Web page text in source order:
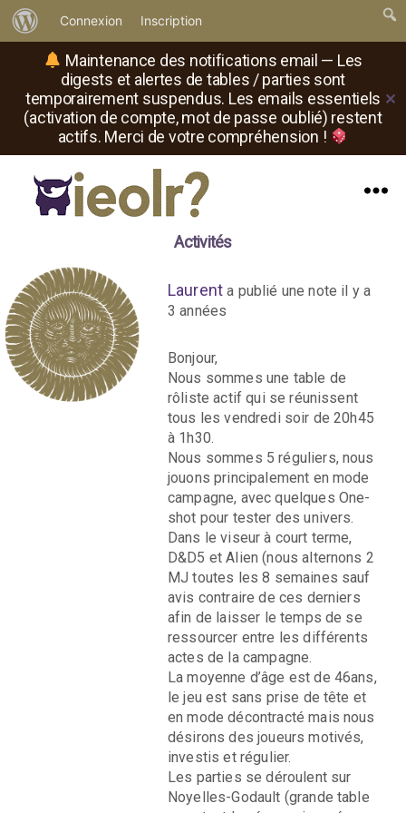
Maintenance des notifications email — Les
digests et alertes de tables / parties sont
temporairement suspendus. Les emails essentiels
(activation de compte, mot de passe oublié) restent
actifs. Merci de votre compréhension !
✕
propos
de
WordPress
Connexion Inscription
le
rôliste
?
Activités
Laurent a publié une note il y a
3 années
Bonjour,
Nous sommes une table de
rôliste actif qui se réunissent
tous les vendredi soir de 20h45
à 1h30.
Nous sommes 5 réguliers, nous
jouons principalement en mode
campagne, avec quelques One-
shot pour tester des univers.
Dans le viseur à court terme,
D&D5 et Alien (nous alternons 2
MJ toutes les 8 semaines sauf
avis contraire de ces derniers
afin de laisser le temps de se
ressourcer entre les différents
actes de la campagne.
La moyenne d’âge est de 46ans,
le jeu est sans prise de tête et
en mode décontracté mais nous
désirons des joueurs motivés,
investis et régulier.
Les parties se déroulent sur
Noyelles-Godault (grande table